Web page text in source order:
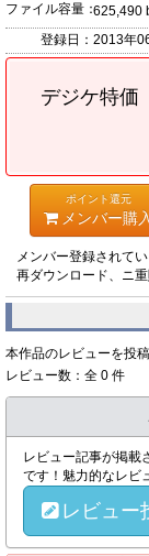
ファイル容量：
登録日： 2013年
デジケ特価
ポイント還元
メンバー購入
メンバー登録されてい
再ダウンロード、ニ
本作品のレビューを投
レビュー数：全 0 件
レビュー記事が掲載
です！魅力的なレビ
レビュー